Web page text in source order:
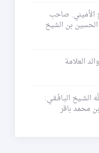
الأميني. صاحب
الحسين بن الشيخ
العلامة
الشـيخ البـافَـقـي:
محمد باقر